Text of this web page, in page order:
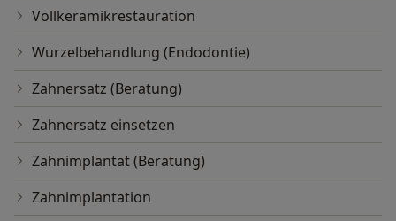
Vollkeramikrestauration
Wurzelbehandlung (Endodontie)
Zahnersatz (Beratung)
Zahnersatz einsetzen
Zahnimplantat (Beratung)
Zahnimplantation